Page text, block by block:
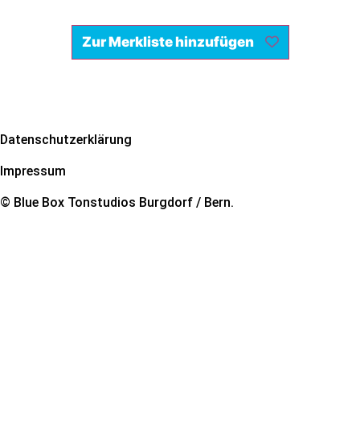
Zur Merkliste hinzufügen
Datenschutzerklärung
Impressum
© Blue Box Tonstudios Burgdorf / Bern.